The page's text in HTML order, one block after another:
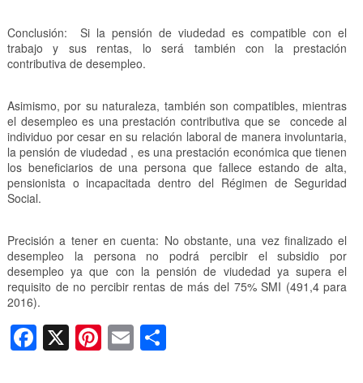
Conclusión: Si la pensión de viudedad es compatible con el
trabajo y sus rentas, lo será también con la prestación
contributiva de desempleo.
Asimismo, por su naturaleza, también son compatibles, mientras
el desempleo es una prestación contributiva que se concede al
individuo por cesar en su relación laboral de manera involuntaria,
la pensión de viudedad , es una prestación económica que tienen
los beneficiarios de una persona que fallece estando de alta,
pensionista o incapacitada dentro del Régimen de Seguridad
Social.
Precisión a tener en cuenta: No obstante, una vez finalizado el
desempleo la persona no podrá percibir el subsidio por
desempleo ya que con la pensión de viudedad ya supera el
requisito de no percibir rentas de más del 75% SMI (491,4 para
2016).
F
a
X Pi
nt
E
m
C